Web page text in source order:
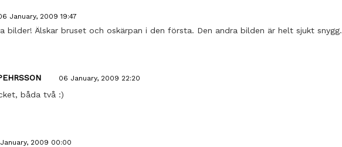
January, 2009 19:47
bilder! Älskar bruset och oskärpan i den första. Den andra bilden är helt sjukt snygg.
06 January, 2009 22:20
båda två :)
2009 00:00